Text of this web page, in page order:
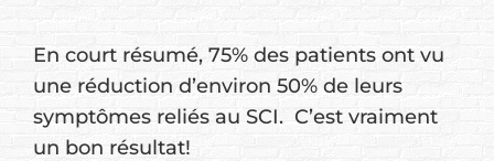
En court résumé, 75% des patients ont vu
une réduction d’environ 50% de leurs
symptômes reliés au SCI. C’est vraiment
un bon résultat!